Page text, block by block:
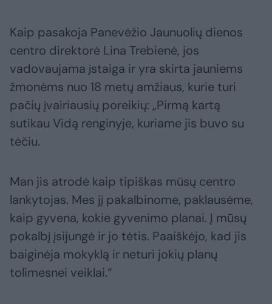
Kaip pasakoja Panevėžio Jaunuolių dienos
centro direktorė Lina Trebienė, jos
vadovaujama įstaiga ir yra skirta jauniems
žmonėms nuo 18 metų amžiaus, kurie turi
pačių įvairiausių poreikių: „Pirmą kartą
sutikau Vidą renginyje, kuriame jis buvo su
tėčiu.
Man jis atrodė kaip tipiškas mūsų centro
lankytojas. Mes jį pakalbinome, paklausėme,
kaip gyvena, kokie gyvenimo planai. Į mūsų
pokalbį įsijungė ir jo tėtis. Paaiškėjo, kad jis
baiginėja mokyklą ir neturi jokių planų
tolimesnei veiklai.“